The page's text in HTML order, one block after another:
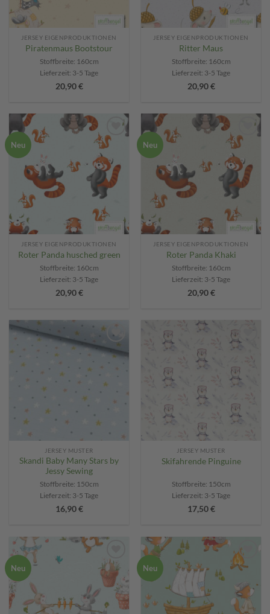
JERSEY EIGENPRODUKTIONEN
Piratenmaus Bootstour
Stoffbreite: 160cm
Lieferzeit: 3-5 Tage
20,90€
JERSEY EIGENPRODUKTIONEN
Ritter Maus
Stoffbreite: 160cm
Lieferzeit: 3-5 Tage
20,90€
Neu
Add to
wishlist
JERSEY EIGENPRODUKTIONEN
Roter Panda husched green
Stoffbreite: 160cm
Lieferzeit: 3-5 Tage
20,90€
Neu
Add to
wishlist
JERSEY EIGENPRODUKTIONEN
Roter Panda Khaki
Stoffbreite: 160cm
Lieferzeit: 3-5 Tage
20,90€
Add to
wishlist
JERSEY MUSTER
Skandi Baby Many Stars by
Jessy Sewing
Stoffbreite: 150cm
Lieferzeit: 3-5 Tage
16,90€
Add to
JERSEY MUSTER
Skifahrende Pinguine
Stoffbreite: 150cm
Lieferzeit: 3-5 Tage
17,50€
Neu
Add to
wishlist
Neu
Add to